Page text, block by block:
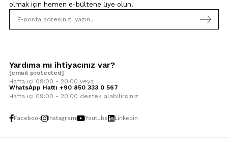
olmak için hemen e-bültene üye olun!
Yardıma mı ihtiyacınız var?
[email protected]
Hafta içi 09:00 - 20:00 veya
WhatsApp Hattı +90 850 333 0 567
Hafta içi 09:00 - 20:00 destek alabilirsiniz
Facebook Instagram Youtube Linkedin